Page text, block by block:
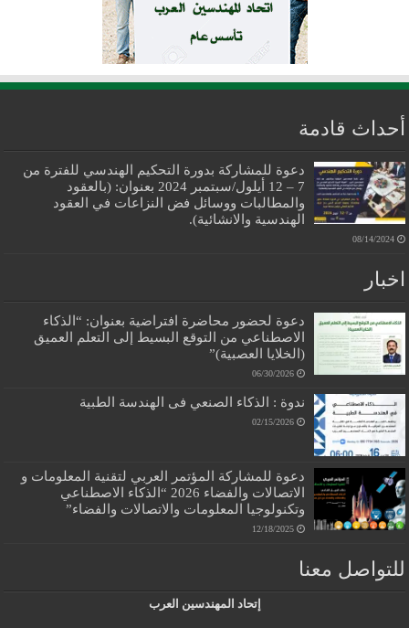
أحداث قادمة
دعوة للمشاركة بدورة التحكيم الهندسي للفترة من
7 – 12 أيلول/سبتمبر 2024 بعنوان: (بالعقود
والمطالبات ووسائل فض النزاعات في العقود
الهندسية والانشائية).
08/14/2024
اخبار
دعوة لحضور محاضرة افتراضية بعنوان: “الذكاء
الاصطناعي من التوقع البسيط إلى التعلم العميق
(الخلايا العصبية)”
06/30/2026
ندوة : الذكاء الصنعي فى الهندسة الطبية
02/15/2026
دعوة للمشاركة المؤتمر العربي لتقنية المعلومات و
الاتصالات والفضاء 2026 “الذكاء الاصطناعي
وتكنولوجيا المعلومات والاتصالات والفضاء”
12/18/2025
للتواصل معنا
إتحاد المهندسين العرب